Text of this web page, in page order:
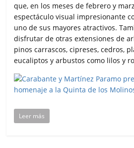
que, en los meses de febrero y
espectáculo visual impresionante
uno de sus mayores atractivos.
disfrutar de otras extensiones de
pinos carrascos, cipreses, cedros,
eucaliptos y arbustos como lilos y
Leer más